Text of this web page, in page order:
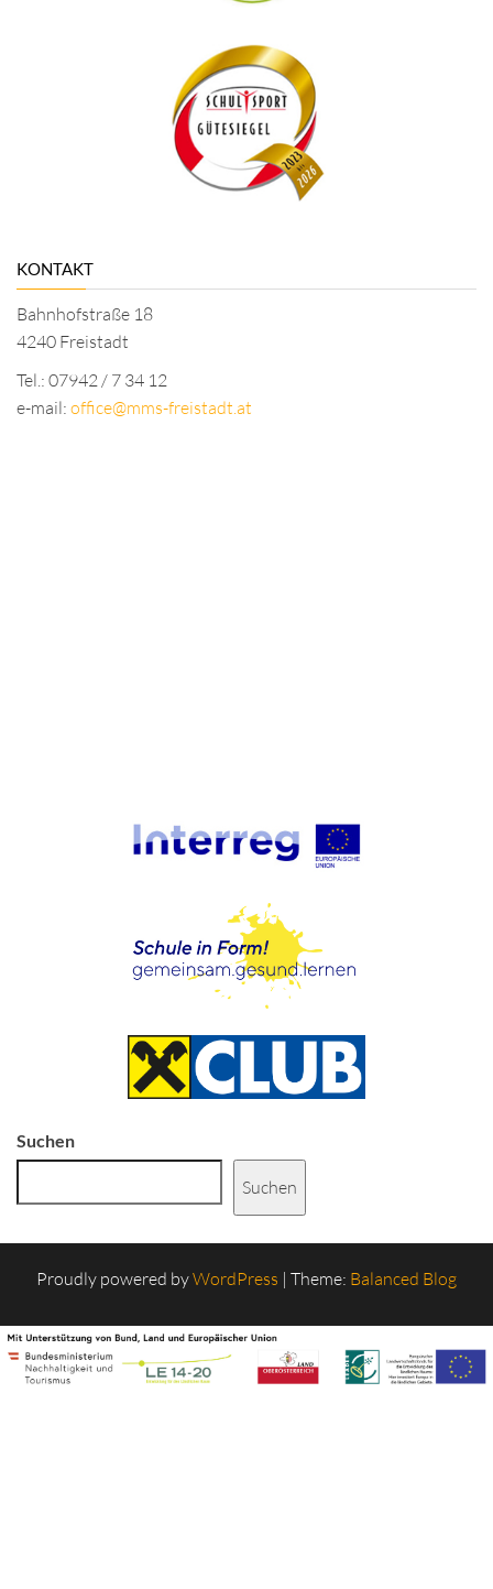
KONTAKT
Bahnhofstraße 18
4240 Freistadt
Tel.: 07942 / 7 34 12
e-mail: office@mms-freistadt.at
Suchen
Suchen
Proudly powered byWordPress | Theme: Balanced Blog